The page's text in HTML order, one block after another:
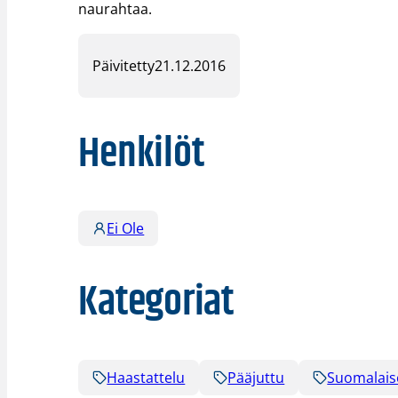
naurahtaa.
Päivitetty21.12.2016
Henkilöt
Ei Ole
Kategoriat
Haastattelu Pääjuttu